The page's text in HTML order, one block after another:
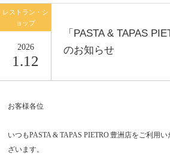
レストラン・シ
ョップ
2026
1.12
「PASTA & TAPAS
のお知らせ
お客様各位
いつもPASTA & TAPAS PIETRO 豊洲店をご利用
ざいます。